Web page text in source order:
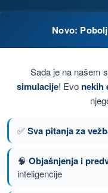
Novo:
Sada je na našem
simulacije! Evo nekih
✅Sva pitanja za
🧠 Objašnjenja i
inteligencije